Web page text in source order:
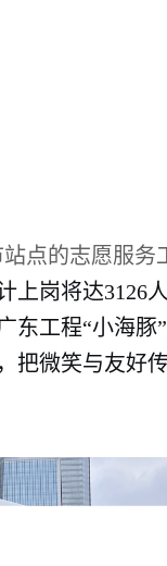
点的志愿服务
上岗将达3126人
东工程“小海豚
微笑与友好